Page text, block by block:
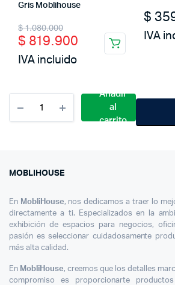
Gris Moblihouse
$1.080.000
Original
price
was:
$ 819.900
Current
price
is:
IVA incluido
$
IVA
Silla
Presidencial
Añadir
al
carrito
MOBLIHOUSE
En MobliHouse, nos dedicamos a traer lo
directamente a ti. Especializados en la
exhibición de espacios para negocios,
pasión es seleccionar cuidadosamente
más alta calidad.
En MobliHouse, creemos que los detalles
compromiso es proporcionarte